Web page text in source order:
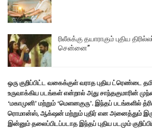
ரிலீசுக்கு தயாராகும் புதிய
சென்னை”
ஒரு குறிப்பிட்ட வகைக்குள் வராத புதிய ட்ரெண்டை
உருவாக்கிய படங்கள் என்றால் அது சாந்தகுமாரின்
‘மகாமுனி’ மற்றும் ‘மெளனகுரு’. இந்தப் படங்களில்
ரொமான்ஸ், ஆக்‌ஷன் மற்றும் புதிர் என அனைத்தும்
இன்னும் தலைப்பிடப்படாத இந்தப் புதிய படமும்